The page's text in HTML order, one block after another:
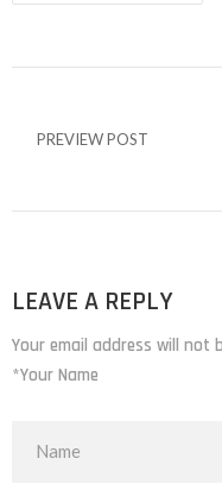
PREVIEW POST
LEAVE A REPLY
Your email address will not
*Your Name